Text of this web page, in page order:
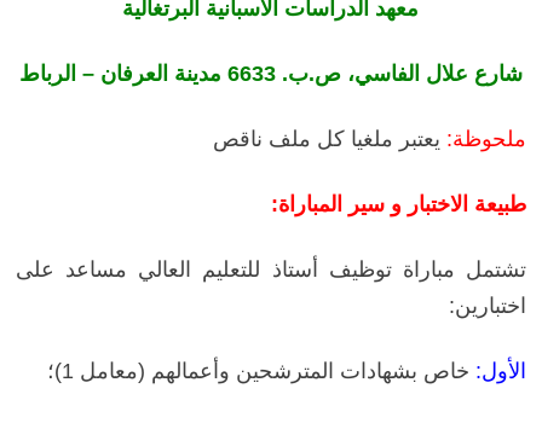
معهد الدراسات الاسبانية البرتغالية
شارع علال الفاسي، ص.ب. 6633 مدينة العرفان – الرباط
ملحوظة: يعتبر ملغيا كل ملف ناقص
طبيعة الاختبار و سير المباراة:
تشتمل مباراة توظيف أستاذ للتعليم العالي مساعد على
اختبارين:
الأول: خاص بشهادات المترشحين وأعمالهم (معامل 1)؛